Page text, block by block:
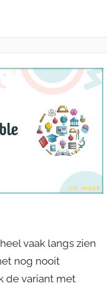
vaak langs zien
nog nooit
de variant met